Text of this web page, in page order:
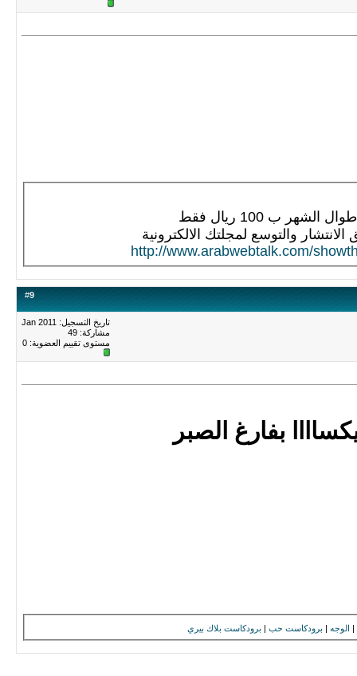
الشهر ب 100 ريال فقط
والتوسع لمجلتك الالكترونية
http://www.arabwebtalk.com/
#9
تاريخ التسجيل: Jan 2011
مشاركة: 49
مستوى تقييم العضوية: 0
بفارغ الصبر
الوجه برودكاست حب برودكاست بلاك بيري